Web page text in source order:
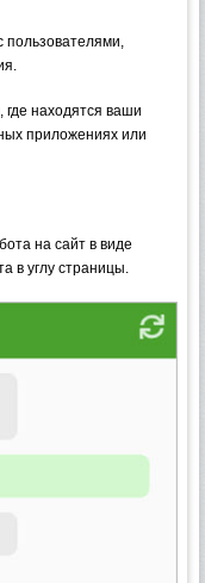
пользователями,
находятся ваши
приложениях или
на сайт в виде
в углу страницы.